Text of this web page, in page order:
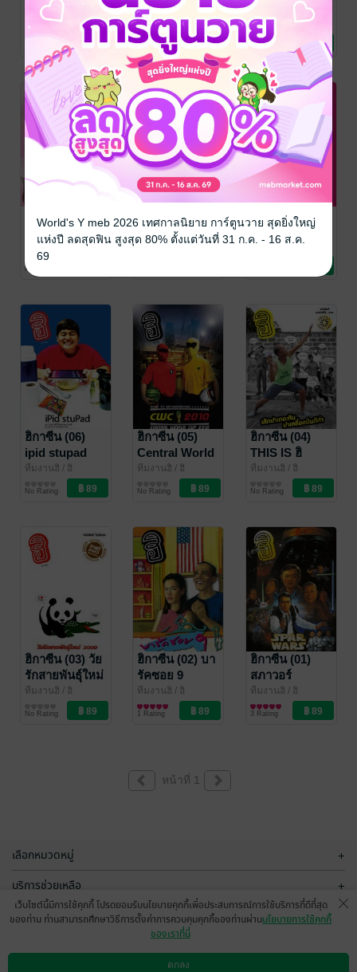
เซ่งฮิ
ทีมงานฮิ/ ฮิ
นิตยสารสาระบันเทิง
สภาแลนด์
ทีมงานฮิ/ ฮิ
นิตยสารสาระบันเทิง
No Rating
Sexy Hot
Summer ไอ่ ย่ะ
เบ่บี๊…..!!!!
ทีมงานฮิ
/ ฮิ
นิตยสารสาระบันเทิง
1 Rating
หนุ่มเฒ่า สาว
เหี่ยว แก่นเซี๊ยว
เรียนรัก
ทีมงานฮิ/ ฮิ
นิตยสารสาระบันเทิง
No Rating
(จ่า)ยิ้มรับปี
กระต่าย
ทีมงานฮิ/ ฮิ
ฮิกาซีน (07)
3G...STRING
ทีมงานฮิ / ฮิ
นิตยสารสาระบันเทิง
ฮิกาซีน (06)
ipid stupad
ทีมงานฮิ / ฮิ
นิตยสารสาระบันเทิง
No Rating
ฮิกาซีน (05)
Central World
Cup
ทีมงานฮิ / ฮิ
นิตยสารสาระบันเทิง
No Rating
ฮิกาซีน (04)
THIS IS ฮิ
ทีมงานฮิ / ฮิ
นิตยสารสาระบันเทิง
No Rating
ฮิกาซีน (03) วัย
รักสายพันธุ์ใหม่
2009
ทีมงานฮิ / ฮิ
นิตยสารสาระบันเทิง
No Rating
ฮิกาซีน (02) บา
รัคซอย 9
ทีมงานฮิ / ฮิ
นิตยสารสาระบันเทิง
1 Rating
ฮิกาซีน (01)
สภาวอร์
ทีมงานฮิ / ฮิ
นิตยสารสาระบันเทิง
3 Rating
หน้าที่ 1
เลือกหมวดหมู่ +
บริการช่วยเหลือ +
เกี่ยวกับเรา
เว็บไซต์นี้มีการใช้คุกกี้ โปรดยอมรับนโยบายคุกกี้เพื่อประสบการณ์การใช้บริการที่ดีที่สุด
ของท่าน ท่านสามารถศึกษาวิธีการตั้งค่าการควบคุมคุกกี้ของท่านผ่านนโยบายการใช้คุกกี้
ของเราที่นี่
ตกลง
World's Y meb 2026 เทศกาลนิยาย การ์ตูนวาย สุดยิ่งใหญ่
แห่งปี ลดสุดฟิน สูงสุด 80% ตั้งแต่วันที่ 31 ก.ค. - 16 ส.ค.
69